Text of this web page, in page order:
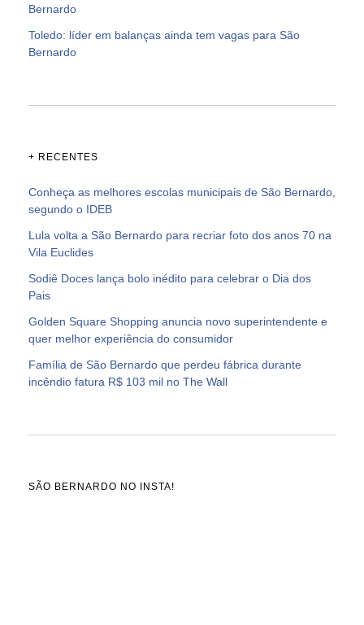
Bernardo
Toledo: líder em balanças ainda tem vagas para São
Bernardo
+ RECENTES
Conheça as melhores escolas municipais de São Bernardo,
segundo o IDEB
Lula volta a São Bernardo para recriar foto dos anos 70 na
Vila Euclides
Sodiê Doces lança bolo inédito para celebrar o Dia dos
Pais
Golden Square Shopping anuncia novo superintendente e
quer melhor experiência do consumidor
Família de São Bernardo que perdeu fábrica durante
incêndio fatura R$ 103 mil no The Wall
SÃO BERNARDO NO INSTA!